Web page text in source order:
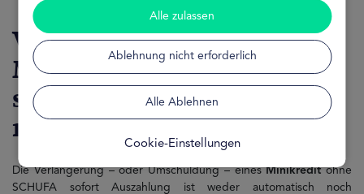
Alle zulassen
Ablehnung nicht erforderlich
Alle Ablehnen
Cookie-Einstellungen
Verlängerung eines
Minikredit ohne SCHUFA
sofort Auszahlung: Ist das
möglich?
Die Verlängerung – oder Umschuldung – einesMinikreditohne
SCHUFA sofort Auszahlung ist weder automatisch noch